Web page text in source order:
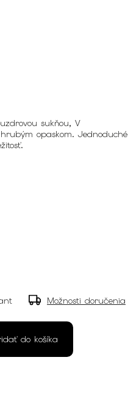
sukňou, V
opaskom. Jednoduché
Možnosti doručenia
do košíka